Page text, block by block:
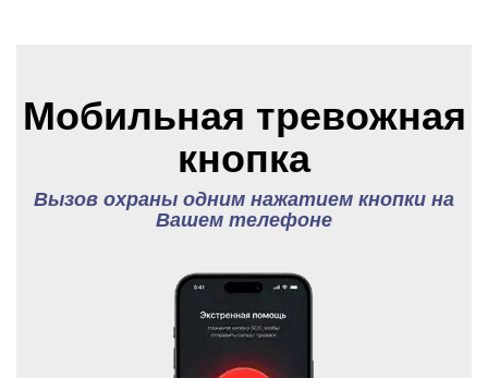
Мобильная тревожная
кнопка
Вызов охраны одним нажатием кнопки на
Вашем телефоне